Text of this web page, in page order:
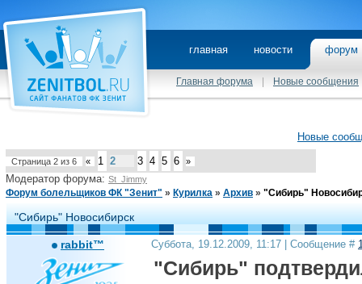
главная новости
Главная форума Новые сообщения
Новые
Страница 2 из 6 « 1 2 3 4 5 6 »
Модератор форума: St_Jimmy
Форум болельщиков ФК "Зенит" » Курилка » Архив » "Сибирь"
"Сибирь" Новосибирск
rabbit™ Суббота, 19.12.2009, 11:17 | Сообщение #
"Сибирь"